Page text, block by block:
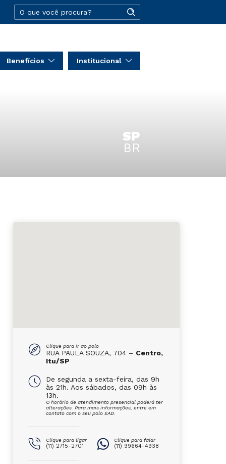
Benefícios Institucional
SP
BR
Clique para ir ao polo
RUA PAULA SOUZA, 704 – Centro,
Itu/SP
De segunda a sexta-feira, das 9h
às 21h. Aos sábados, das 09h às
13h.
O horário de atendimento presencial poderá ter
alterações. Para mais informações, entre em
contato com o seu polo EAD.
Clique para ligar
(11) 2715-2701
Clique para falar
(11) 99664-4938